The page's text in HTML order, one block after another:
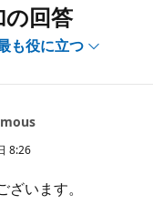
の回答
も役に立つ
8:26
ざいます。